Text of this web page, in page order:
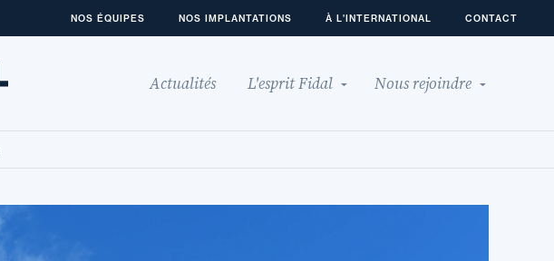
NOS ÉQUIPES NOS IMPLANTATIONS À L'INTERNATIONAL CONTACT
Actualités L'esprit Fidal Nous rejoindre